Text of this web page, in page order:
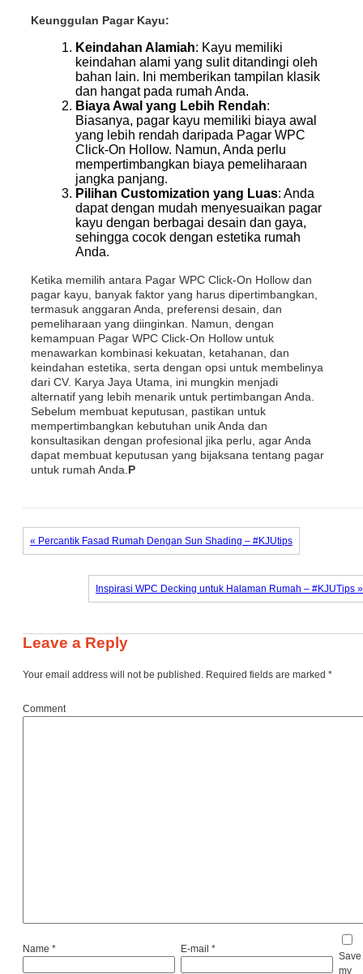
Keunggulan Pagar Kayu:
Keindahan Alamiah: Kayu memiliki
keindahan alami yang sulit ditandingi oleh
bahan lain. Ini memberikan tampilan klasik
dan hangat pada rumah Anda.
Biaya Awal yang Lebih Rendah:
Biasanya, pagar kayu memiliki biaya awal
yang lebih rendah daripada Pagar WPC
Click-On Hollow. Namun, Anda perlu
mempertimbangkan biaya pemeliharaan
jangka panjang.
Pilihan Customization yang Luas: Anda
dapat dengan mudah menyesuaikan pagar
kayu dengan berbagai desain dan gaya,
sehingga cocok dengan estetika rumah
Anda.
Ketika memilih antara Pagar WPC Click-On Hollow dan
pagar kayu, banyak faktor yang harus dipertimbangkan,
termasuk anggaran Anda, preferensi desain, dan
pemeliharaan yang diinginkan. Namun, dengan
kemampuan Pagar WPC Click-On Hollow untuk
menawarkan kombinasi kekuatan, ketahanan, dan
keindahan estetika, serta dengan opsi untuk membelinya
dari CV. Karya Jaya Utama, ini mungkin menjadi
alternatif yang lebih menarik untuk pertimbangan Anda.
Sebelum membuat keputusan, pastikan untuk
mempertimbangkan kebutuhan unik Anda dan
konsultasikan dengan profesional jika perlu, agar Anda
dapat membuat keputusan yang bijaksana tentang pagar
untuk rumah Anda. P
« Percantik Fasad Rumah Dengan Sun Shading – #KJUtips
Inspirasi WPC Decking untuk Halaman Rumah – #KJUTips »
Leave a Reply
Your email address will not be published. Required fields are marked *
Comment
Name * E-mail *
Save
my